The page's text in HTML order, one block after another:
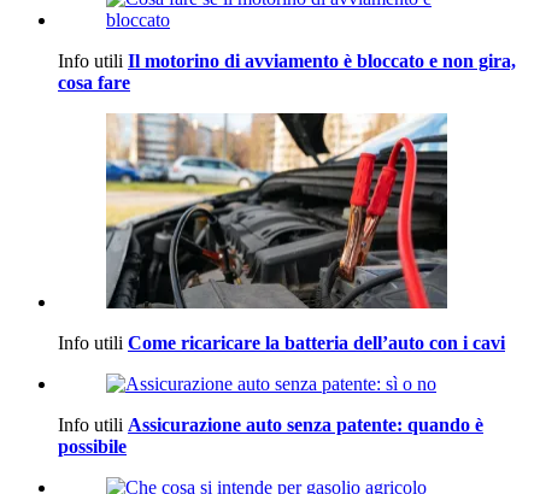
Info utili Il motorino di avviamento è bloccato e non gira,
cosa fare
Info utili Come ricaricare la batteria dell’auto con i cavi
Info utili Assicurazione auto senza patente: quando è
possibile